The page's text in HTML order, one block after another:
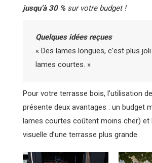
jusqu’à 30 %sur votre budget !
Quelques idées reçues
« Des lames longues, c’est plus
lames courtes. »
Pour votre terrasse bois, l’utilisation
présente deux avantages : un budget
lames courtes coûtent moins cher) et
visuelle d’une terrasse plus grande.